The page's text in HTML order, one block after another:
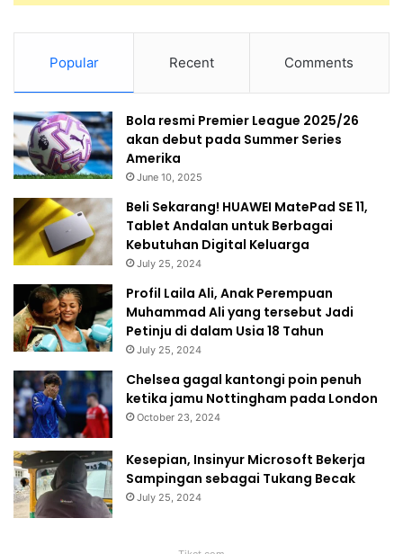
Popular Recent Comments
Bola resmi Premier League 2025/26
akan debut pada Summer Series
Amerika
June 10, 2025
Beli Sekarang! HUAWEI MatePad SE 11,
Tablet Andalan untuk Berbagai
Kebutuhan Digital Keluarga
July 25, 2024
Profil Laila Ali, Anak Perempuan
Muhammad Ali yang tersebut Jadi
Petinju di dalam Usia 18 Tahun
July 25, 2024
Chelsea gagal kantongi poin penuh
ketika jamu Nottingham pada London
October 23, 2024
Kesepian, Insinyur Microsoft Bekerja
Sampingan sebagai Tukang Becak
July 25, 2024